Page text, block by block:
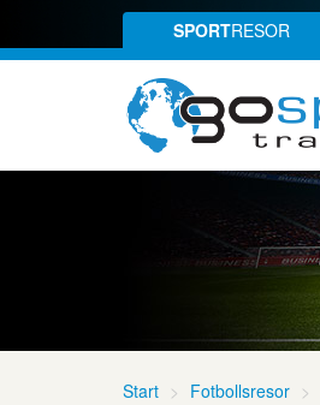
SPORTRESOR
Start Fotbollsresor